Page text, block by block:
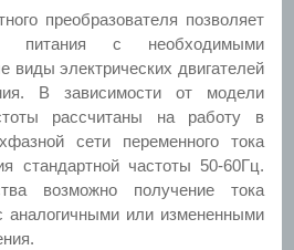
преобразователя позволяет
питания с необходимыми
виды электрических двигателей
В зависимости от модели
рассчитаны на работу в
сети переменного тока
стандартной частоты 50-60Гц.
возможно получение тока
аналогичными или измененными